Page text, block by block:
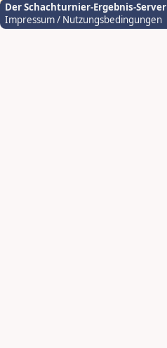
Der Schachturnier-Ergebnis-Server
Impressum / Nutzungsbedingungen